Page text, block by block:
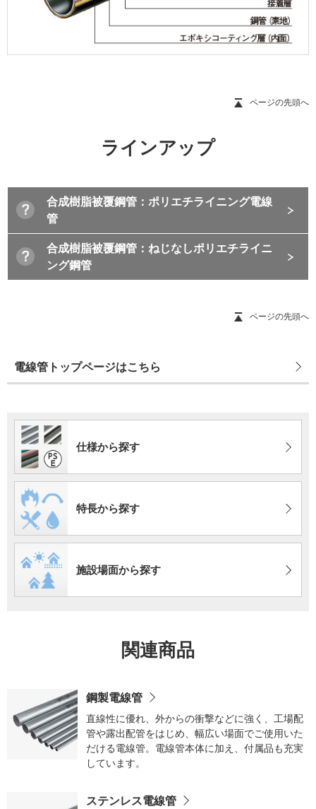
ページの先頭へ
ラインアップ
合成樹脂被覆鋼管：ポリエチライニング電線
管
合成樹脂被覆鋼管：ねじなしポリエチライニ
ング鋼管
ページの先頭へ
電線管トップページはこちら
仕様から探す
特長から探す
施設場面から探す
関連商品
鋼製電線管
直線性に優れ、外からの衝撃などに強く、工場配
管や露出配管をはじめ、幅広い場面でご使用いた
だける電線管。電線管本体に加え、付属品も充実
しています。
ステンレス電線管